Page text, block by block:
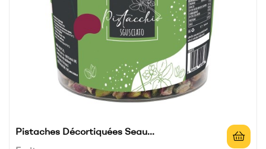
Pistaches Décortiquées Seau...